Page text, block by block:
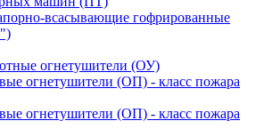
всасывающие гофрированные
огнетушители (ОУ)
огнетушители (ОП) - класс пожара
огнетушители (ОП) - класс пожара